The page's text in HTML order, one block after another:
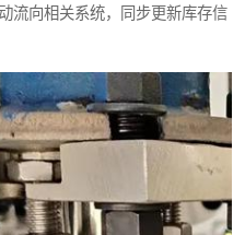
流向相关系统，同步更新库存信